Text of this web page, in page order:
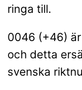
ringa till.
0046 (+46)
och detta
svenska